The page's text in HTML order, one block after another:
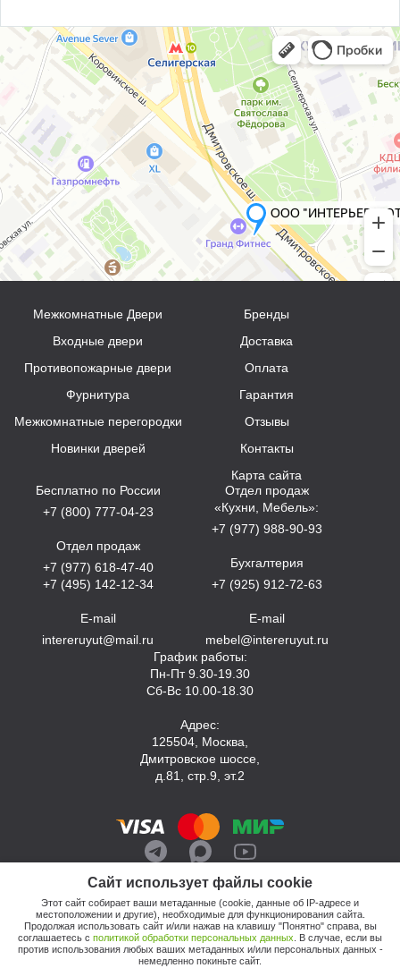
Сайт использует файлы cookie
Этот сайт собирает ваши метаданные (cookie, данные об IP-адресе и
местоположении и другие), необходимые для функционирования сайта.
Продолжая использовать сайт и/или нажав на клавишу "Понятно" справа, вы
соглашаетесь с политикой обработки персональных данных . В случае, если вы
против использования любых ваших метаданных и/или персональных данных -
немедленно покиньте сайт.
Межкомнатные Двери
Входные двери
Противопожарные двери
Фурнитура
Межкомнатные перегородки
Новинки дверей
Бренды
Доставка
Оплата
Гарантия
Отзывы
Контакты
Карта сайта
Бесплатно по России
+7 (800) 777-04-23
Отдел продаж
+7 (977) 618-47-40
+7 (495) 142-12-34
E-mail
intereruyut@mail.ru
Отдел продаж
«Кухни, Мебель»:
+7 (977) 988-90-93
Бухгалтерия
+7 (925) 912-72-63
E-mail
mebel@intereruyut.ru
График работы:
Пн-Пт 9.30-19.30
Сб-Вс 10.00-18.30
Адрес:
125504, Москва,
Дмитровское шоссе,
д.81, стр.9, эт.2
© 2026, Компания «Интерьер Уют»